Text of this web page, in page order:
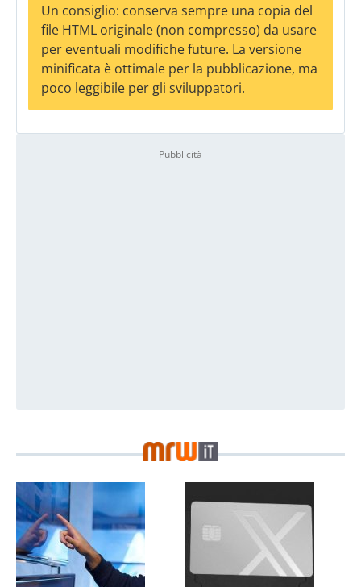
Un consiglio: conserva sempre una copia del
file HTML originale (non compresso) da usare
per eventuali modifiche future. La versione
minificata è ottimale per la pubblicazione, ma
poco leggibile per gli sviluppatori.
Pubblicità
News